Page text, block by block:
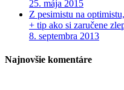
25. mája 2015
Z pesimistu na
+ tip ako si zaručene
8. septembra 2013
Najnovšie komentáre